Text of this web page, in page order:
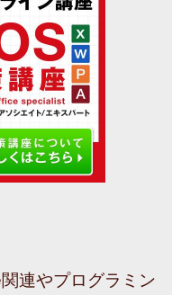
連やプログラミン